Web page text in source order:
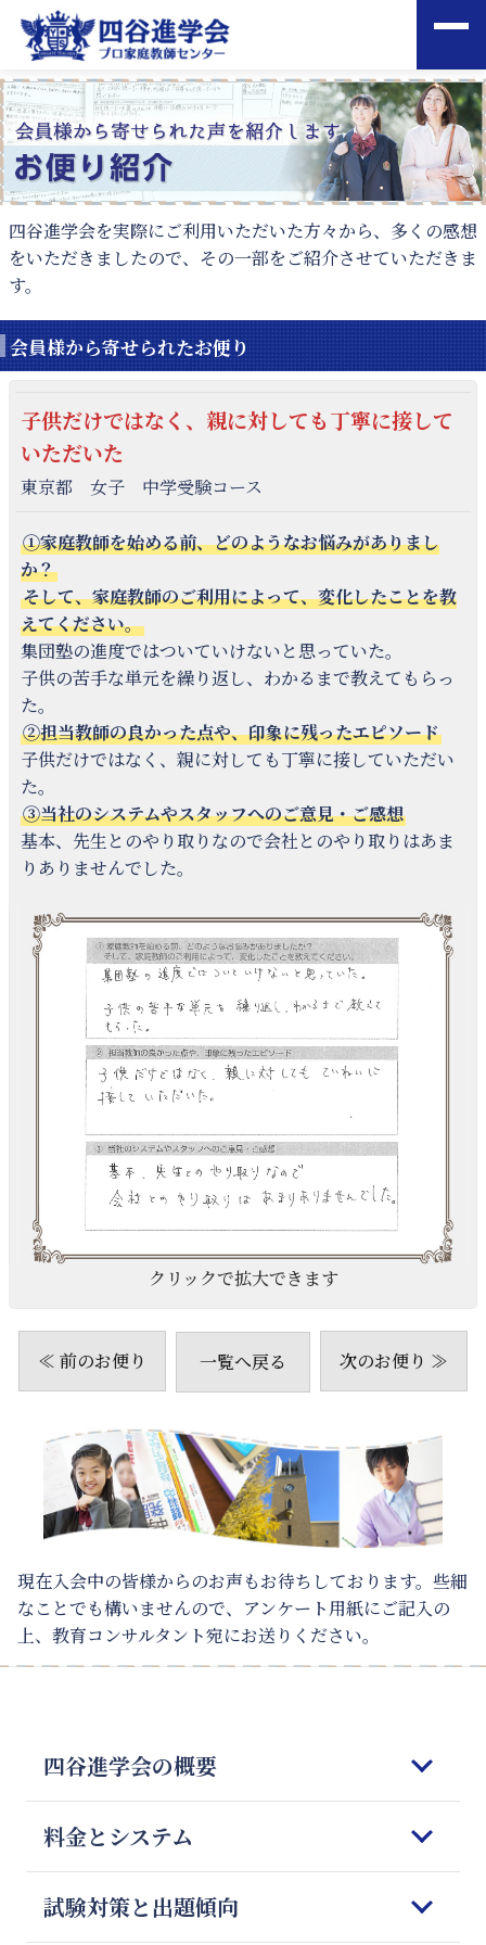
四谷進学会を実際にご利用いただいた方々から、多くの感想
をいただきましたので、 その一部をご紹介させていただきま
す。
会員様から寄せられたお便り
子供だけではなく、親に対しても丁寧に接して
いただいた
東京都 女子 中学受験コース
①家庭教師を始める前、どのようなお悩みがありまし
か？
そして、家庭教師のご利用によって、変化したことを教
えてください。
集団塾の進度ではついていけないと思っていた。
子供の苦手な単元を繰り返し、わかるまで教えてもらっ
た。
②担当教師の良かった点や、印象に残ったエピソード
子供だけではなく、親に対しても丁寧に接していただい
た。
③当社のシステムやスタッフへのご意見・ご感想
基本、先生とのやり取りなので会社とのやり取りはあま
りありませんでした。
クリックで拡大できます
次のお便り ≫
一覧へ戻る
≪ 前のお便り
現在入会中の皆様からのお声もお待ちしております。些細
なことでも構いませんので、 アンケート用紙にご記入の
上、教育コンサルタント宛にお送りください。
四谷進学会の概要
四谷進学会の理念
教師の質とマッチング
料金とシステム
オンライン授業
試験対策と出題傾向